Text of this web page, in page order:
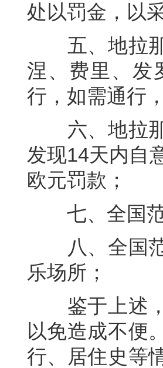
处以罚金，以
五、地拉那
涅、费里、发
行，如需通行
六、地拉那
发现14天内自
欧元罚款；
七、全国范
八、全国范
乐场所；
鉴于上述，
以免造成不便
行、居住史等